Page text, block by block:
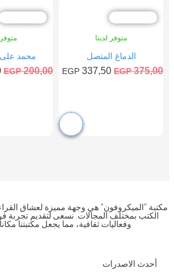
متوفر لدينا
الدماغ المتصل
375,00
EGP
337,50
EGP
متوفر
محمد على
200,00
EGP
مكتبة "الميكروفون" هي وجهة مميزة لعشاق
الكتب بمختلف المجالات. نسعى لتقديم تجربة
وفعاليات ثقافية، مما يجعل مكتبتنا
أحدث الاصدرات